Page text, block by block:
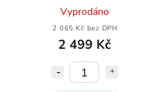
Vyprodáno
2 065 Kč bez DPH
2 499 Kč